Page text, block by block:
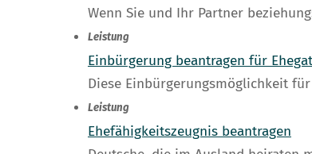
Wenn Sie und Ihr Partner
Leistung
Einbürgerung beantragen für
Diese Einbürgerungsmöglichkeit
Leistung
Ehefähigkeitszeugnis beantragen